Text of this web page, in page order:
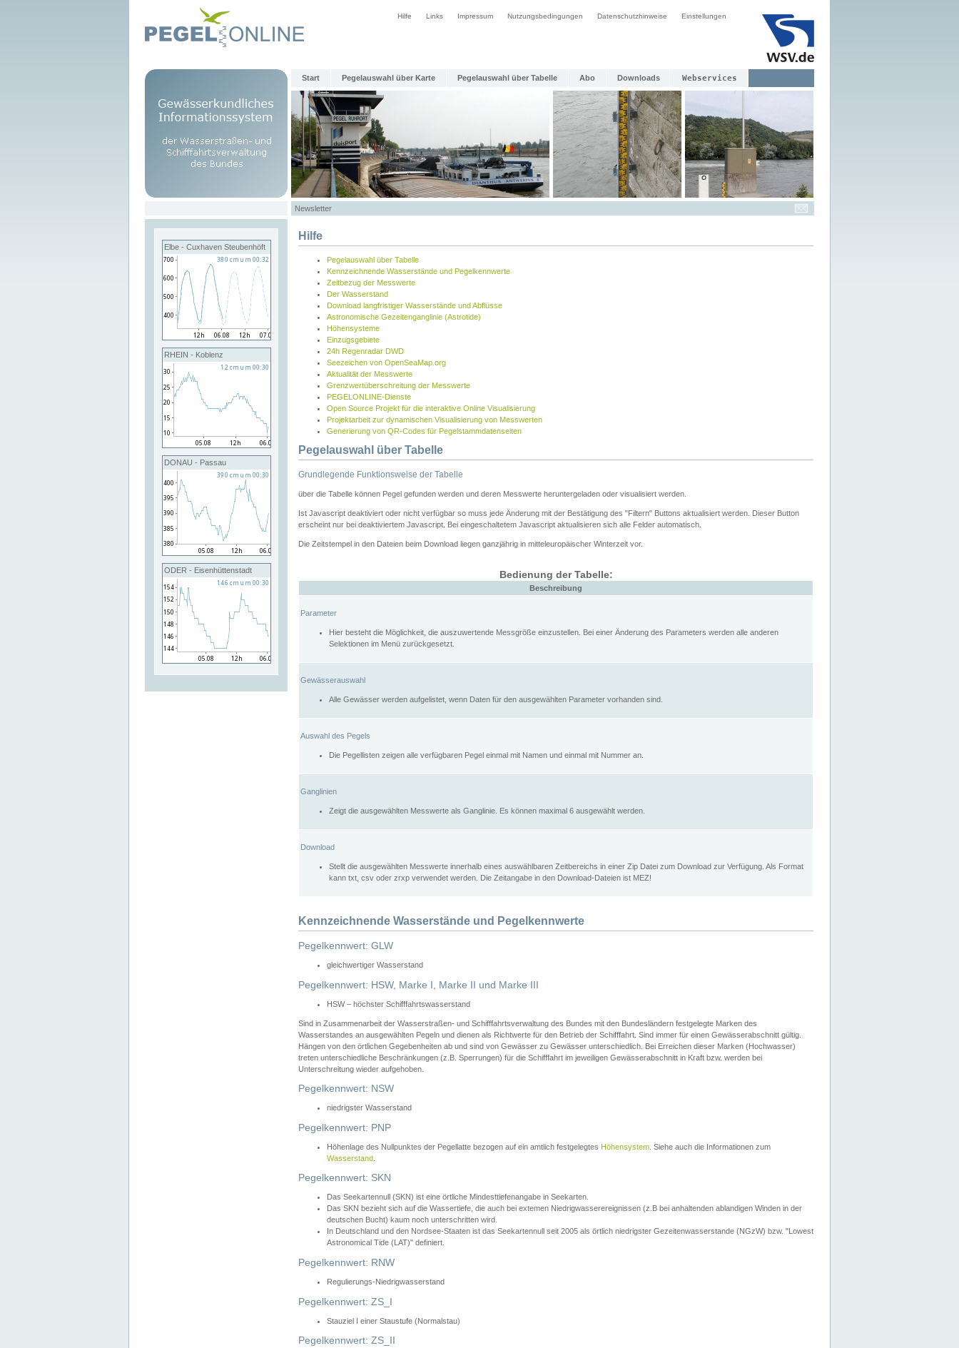
Hilfe Links Impressum Nutzungsbedingungen Datenschutzhinweise Einstellungen
Start Pegelauswahl über Karte Pegelauswahl über Tabelle Abo Downloads Webservices
Newsletter
Elbe - Cuxhaven Steubenhöft
RHEIN - Koblenz
DONAU - Passau
ODER - Eisenhüttenstadt
Hilfe
Pegelauswahl über Tabelle
Kennzeichnende Wasserstände und Pegelkennwerte
Zeitbezug der Messwerte
Der Wasserstand
Download langfristiger Wasserstände und Abflüsse
Astronomische Gezeitenganglinie (Astrotide)
Höhensysteme
Einzugsgebiete
24h Regenradar DWD
Seezeichen von OpenSeaMap.org
Aktualität der Messwerte
Grenzwertüberschreitung der Messwerte
PEGELONLINE-Dienste
Open Source Projekt für die interaktive Online Visualisierung
Projektarbeit zur dynamischen Visualisierung von Messwerten
Generierung von QR-Codes für Pegelstammdatenseiten
Pegelauswahl über Tabelle
Grundlegende Funktionsweise der Tabelle
über die Tabelle können Pegel gefunden werden und deren Messwerte heruntergeladen oder visualisiert werden.
Ist Javascript deaktiviert oder nicht verfügbar so muss jede Änderung mit der Bestätigung des "Filtern" Buttons aktualisiert werden. Dieser Button
erscheint nur bei deaktiviertem Javascript. Bei eingeschaltetem Javascript aktualisieren sich alle Felder automatisch.
Die Zeitstempel in den Dateien beim Download liegen ganzjährig in mitteleuropäischer Winterzeit vor.
Bedienung der Tabelle:
Beschreibung
Parameter
Hier besteht die Möglichkeit, die auszuwertende Messgröße einzustellen. Bei einer Änderung des Parameters werden alle anderen
Selektionen im Menü zurückgesetzt.
Gewässerauswahl
Alle Gewässer werden aufgelistet, wenn Daten für den ausgewählten Parameter vorhanden sind.
Auswahl des Pegels
Die Pegellisten zeigen alle verfügbaren Pegel einmal mit Namen und einmal mit Nummer an.
Ganglinien
Zeigt die ausgewählten Messwerte als Ganglinie. Es können maximal 6 ausgewählt werden.
Download
Stellt die ausgewählten Messwerte innerhalb eines auswählbaren Zeitbereichs in einer Zip Datei zum Download zur Verfügung. Als Format
kann txt, csv oder zrxp verwendet werden. Die Zeitangabe in den Download-Dateien ist MEZ!
Kennzeichnende Wasserstände und Pegelkennwerte
Pegelkennwert: GLW
gleichwertiger Wasserstand
Pegelkennwert: HSW, Marke I, Marke II und Marke III
HSW – höchster Schifffahrtswasserstand
Sind in Zusammenarbeit der Wasserstraßen- und Schifffahrtsverwaltung des Bundes mit den Bundesländern festgelegte Marken des
Wasserstandes an ausgewählten Pegeln und dienen als Richtwerte für den Betrieb der Schifffahrt. Sind immer für einen Gewässerabschnitt gültig.
Hängen von den örtlichen Gegebenheiten ab und sind von Gewässer zu Gewässer unterschiedlich. Bei Erreichen dieser Marken (Hochwasser)
treten unterschiedliche Beschränkungen (z.B. Sperrungen) für die Schifffahrt im jeweiligen Gewässerabschnitt in Kraft bzw. werden bei
Unterschreitung wieder aufgehoben.
Pegelkennwert: NSW
niedrigster Wasserstand
Pegelkennwert: PNP
Höhenlage des Nullpunktes der Pegellatte bezogen auf ein amtlich festgelegtes Höhensystem . Siehe auch die Informationen zum
Wasserstand
Pegelkennwert: SKN
Das Seekartennull (SKN) ist eine örtliche Mindesttiefenangabe in Seekarten.
Das SKN bezieht sich auf die Wassertiefe, die auch bei extemen Niedrigwasserereignissen (z.B bei anhaltenden ablandigen Winden in der
deutschen Bucht) kaum noch unterschritten wird.
In Deutschland und den Nordsee-Staaten ist das Seekartennull seit 2005 als örtlich niedrigster Gezeitenwasserstande (NGzW) bzw. "Lowest
Astronomical Tide (LAT)" definiert.
Pegelkennwert: RNW
Regulierungs-Niedrigwasserstand
Pegelkennwert: ZS_I
Stauziel I einer Staustufe (Normalstau)
Pegelkennwert: ZS_II